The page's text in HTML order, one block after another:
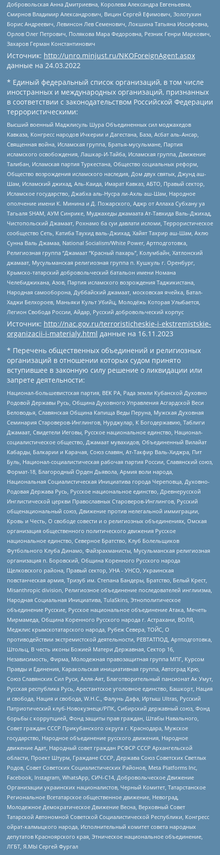
Добровольская Анна Дмитриевна, Королева Александра Евгеньевна,
Смирнов Владимир Александрович, Вицин Сергей Ефимович, Золотухин
Борис Андреевич, Левинсон Лев Семенович, Локшина Татьяна Иосифовна,
Орлов Олег Петрович, Полякова Мара Федоровна, Резник Генри Маркович,
Захаров Герман Константинович
Источник: http://unro.minjust.ru/NKOForeignAgent.aspx
данные на 24.03.2022
* Единый федеральный список организаций, в том числе
иностранных и международных организаций, признанных
в соответствии с законодательством Российской Федерации
террористическими:
Высший военный Маджлисуль Шура Объединенных сил моджахедов
Кавказа, Конгресс народов Ичкерии и Дагестана, База, Асбат аль-Ансар,
Священная война, Исламская группа, Братья-мусульмане, Партия
исламского освобождения, Лашкар-И-Тайба, Исламская группа, Движение
Талибан, Исламская партия Туркестана, Общество социальных реформ,
Общество возрождения исламского наследия, Дом двух святых, Джунд аш-
Шам, Исламский джихад, Аль-Каида, Имарат Кавказ, АБТО, Правый сектор,
Исламское государство, Джабха аль-Нусра ли-Ахль аш-Шам, Народное
ополчение имени К. Минина и Д. Пожарского, Аджр от Аллаха Субхану уа
Тагьаля SHAM, АУМ Синрике, Муджахеды джамаата Ат-Тавхида Валь-Джихад,
Чистопольский Джамаат, Рохнамо ба суи давлати исломи, Террористическое
сообщество Сеть, Катиба Таухид валь-Джихад, Хайят Тахрир аш-Шам, Ахлю
Сунна Валь Джамаа, National Socialism/White Power, Артподготовка,
Религиозная группа “Джамаат “Красный пахарь”, Колумбайн, Хатлонский
джамаат, Мусульманская религиозная группа п. Кушкуль г. Оренбург,
Крымско-татарский добровольческий батальон имени Номана
Челебиджихана, Азов, Партия исламского возрождения Таджикистана,
Народная самооборона, Дуббайский джамаат, московская ячейка, Батал-
Хаджи Белхороев, Маньяки Культ Убийц, Молодёжь Которая Улыбается,
Легион Свобода России, Айдар, Русский добровольческий корпус
Источник: http://nac.gov.ru/terroristicheskie-i-ekstremistskie-
organizacii-i-materialy.html данные на 16.11.2023
* Перечень общественных объединений и религиозных
организаций в отношении которых судом принято
вступившее в законную силу решение о ликвидации или
запрете деятельности:
Национал-большевистская партия, ВЕК РА, Рада земли Кубанской Духовно
Родовой Державы Русь, Община Духовного Управления Асгардской Веси
Беловодья, Славянская Община Капища Веды Перуна, Мужская Духовная
Семинария Староверов-Инглингов, Нурджулар, К Богодержавию, Таблиги
Джамаат, Свидетели Иеговы, Русское национальное единство, Национал-
социалистическое общество, Джамаат мувахидов, Объединенный Вилайат
Кабарды, Балкарии и Карачая, Союз славян, Ат-Такфир Валь-Хиджра, Пит
Буль, Национал-социалистическая рабочая партия России, Славянский союз,
Формат-18, Благородный Орден Дьявола, Армия воли народа,
Национальная Социалистическая Инициатива города Череповца, Духовно-
Родовая Держава Русь, Русское национальное единство, Древнерусской
Инглистической церкви Православных Староверов-Инглингов, Русский
общенациональный союз, Движение против нелегальной иммиграции,
Кровь и Честь, О свободе совести и о религиозных объединениях, Омская
организация общественного политического движения Русское
национальное единство, Северное Братство, Клуб Болельщиков
Футбольного Клуба Динамо, Файзрахманисты, Мусульманская религиозная
организация п. Боровский, Община Коренного Русского народа
Щелковского района, Правый сектор, УНА - УНСО, Украинская
повстанческая армия, Тризуб им. Степана Бандеры, Братство, Белый Крест,
Misanthropic division, Религиозное объединение последователей инглиизма,
Народная Социальная Инициатива, TulaSkins, Этнополитическое
объединение Русские, Русское национальное объединение Атака, Мечеть
Мирмамеда, Община Коренного Русского народа г. Астрахани, ВОЛЯ,
Меджлис крымскотатарского народа, Рубеж Севера, ТОЙС, О
противодействии экстремистской деятельности, РЕВТАТПОД, Артподготовка,
Штольц, В честь иконы Божией Матери Державная, Сектор 16,
Независимость, Фирма, Молодежная правозащитная группа МПГ, Курсом
Правды и Единения, Каракольская инициативная группа, Автоград Крю,
Союз Славянских Сил Руси, Алля-Аят, Благотворительный пансионат Ак Умут,
Русская республика Русь, Арестантское уголовное единство, Башкорт, Нация
и свобода, Нация и свобода, W.H.С., Фалунь Дафа, Иртыш Ultras, Русский
Патриотический клуб-Новокузнецк/РПК, Сибирский державный союз, Фонд
борьбы с коррупцией, Фонд защиты прав граждан, Штабы Навального,
Совет граждан СССР Прикубанского округа г. Краснодара, Мужское
государство, Народное объединение русского движения, Народное
движение Адат, Народный совет граждан РСФСР СССР Архангельской
области, Проект Штурм, Граждане СССР, Держава Союз Советских Светлых
Родов, Совет Советских Социалистических Районов, Meta Platforms Inc,
Facebook, Instagram, WhatsApp, СИЧ-С14, Добровольческое Движение
Организации украинских националистов, Черный Комитет, Татарстанское
Региональное Всетатарское общественное движение, Невоград,
Молодежное Демократическое Движение Весна, Верховный Совет
Татарской Автономной Советской Социалистической Республики, Конгресс
ойрат-калмыцкого народа, Исполнительный комитет совета народных
депутатов Красноярского края, Этническое национальное объединение,
ЛГБТ, Я.МЫ Сергей Фургал